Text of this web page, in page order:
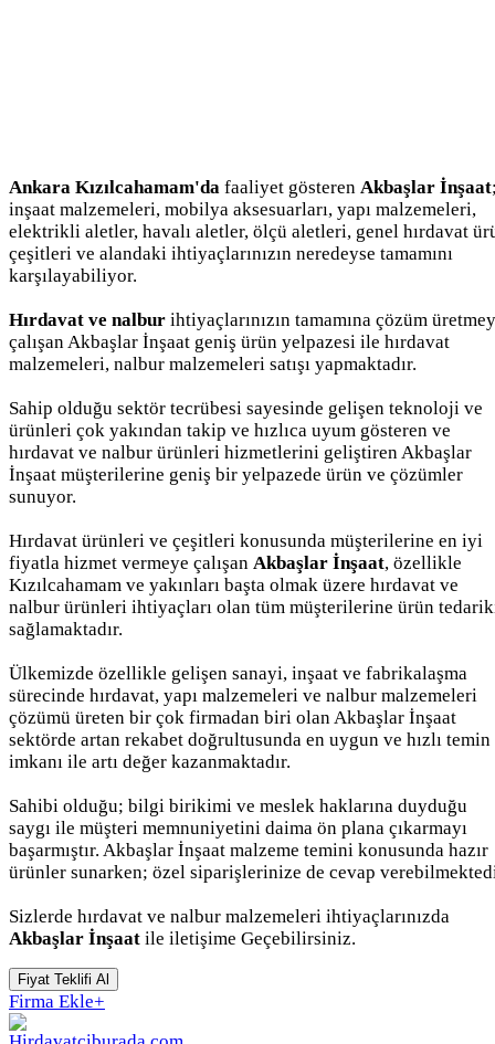
Ankara Kızılcahamam'da faaliyet gösteren Akbaşlar İnşaat
inşaat malzemeleri, mobilya aksesuarları, yapı malzemeleri,
elektrikli aletler, havalı aletler, ölçü aletleri, genel hırdavat
çeşitleri ve alandaki ihtiyaçlarınızın neredeyse tamamını
karşılayabiliyor.
Hırdavat ve nalbur ihtiyaçlarınızın tamamına çözüm
çalışan Akbaşlar İnşaat geniş ürün yelpazesi ile hırdavat
malzemeleri, nalbur malzemeleri satışı yapmaktadır.
Sahip olduğu sektör tecrübesi sayesinde gelişen teknoloji ve
ürünleri çok yakından takip ve hızlıca uyum gösteren ve
hırdavat ve nalbur ürünleri hizmetlerini geliştiren Akbaşlar
İnşaat müşterilerine geniş bir yelpazede ürün ve çözümler
sunuyor.
Hırdavat ürünleri ve çeşitleri konusunda müşterilerine en iyi
fiyatla hizmet vermeye çalışan Akbaşlar İnşaat, özellikle
Kızılcahamam ve yakınları başta olmak üzere hırdavat ve
nalbur ürünleri ihtiyaçları olan tüm müşterilerine ürün
sağlamaktadır.
Ülkemizde özellikle gelişen sanayi, inşaat ve fabrikalaşma
sürecinde hırdavat, yapı malzemeleri ve nalbur malzemeleri
çözümü üreten bir çok firmadan biri olan Akbaşlar İnşaat
sektörde artan rekabet doğrultusunda en uygun ve hızlı temin
imkanı ile artı değer kazanmaktadır.
Sahibi olduğu; bilgi birikimi ve meslek haklarına duyduğu
saygı ile müşteri memnuniyetini daima ön plana çıkarmayı
başarmıştır. Akbaşlar İnşaat malzeme temini konusunda hazır
ürünler sunarken; özel siparişlerinize de cevap
Sizlerde hırdavat ve nalbur malzemeleri ihtiyaçlarınızda
Akbaşlar İnşaat ile iletişime Geçebilirsiniz.
Fiyat Teklifi Al
Firma Ekle+